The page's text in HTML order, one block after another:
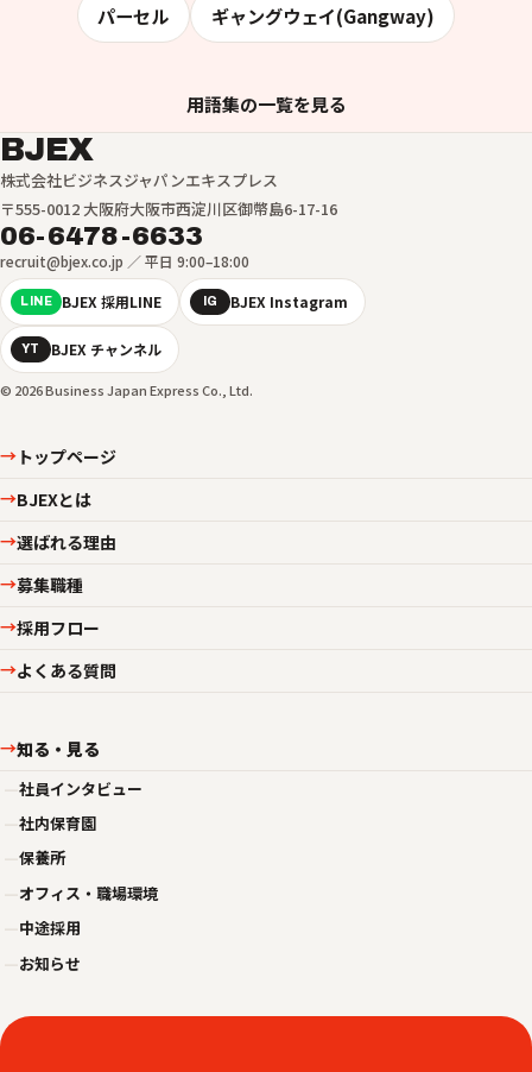
パーセル ギャングウェイ(Gangway)
用語集の一覧を見る
BJEX
株式会社ビジネスジャパンエキスプレス
〒555-0012 大阪府大阪市西淀川区御幣島6-17-16
06-6478-6633
recruit@bjex.co.jp ／ 平日 9:00–18:00
LINE BJEX 採用LINE IG BJEX Instagram
YT BJEX チャンネル
© 2026 Business Japan Express Co., Ltd.
→ トップページ
→BJEXとは
→選ばれる理由
→募集職種
→採用フロー
→よくある質問
→知る・見る
社員インタビュー
社内保育園
保養所
オフィス・職場環境
中途採用
お知らせ